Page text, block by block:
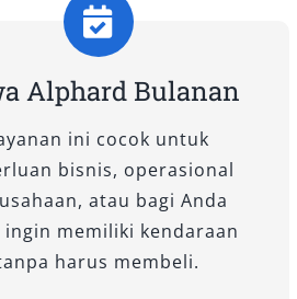
tersendiri.
Color)
Platinum White
hybrid 2.5L yang
yang
halus dan
seat elektrik,
Alphard Bulanan
ini cocok untuk
bisnis, operasional
atau bagi Anda
ingin memiliki kendaraan
harus membeli.